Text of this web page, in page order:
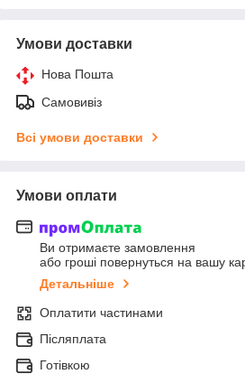
Умови доставки
Нова Пошта
Самовивіз
Всі умови доставки
Умови оплати
Ви отримаєте замовлення
або гроші повернуться на вашу
Детальніше
Оплатити частинами
Післяплата
Готівкою